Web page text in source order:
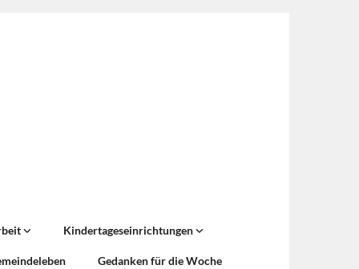
Kindertageseinrichtungen
Gedanken für die Woche